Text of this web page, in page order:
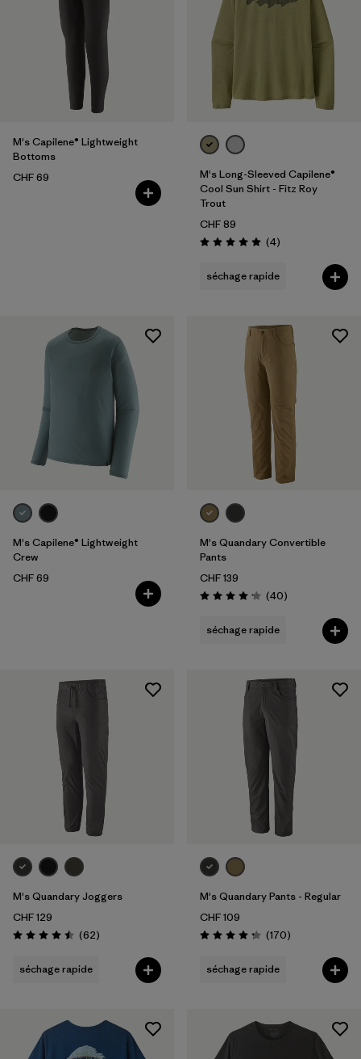
M's Capilene® Lightweight
Bottoms
CHF 69
M's Long-Sleeved Capilene®
Cool Sun Shirt - Fitz Roy
Trout
CHF 89
Évaluation: 5.0 / 5
(4Avis
)
séchage rapide
M's Capilene® Lightweight
Crew
CHF 69
M's Quandary Convertible
Pants
CHF 139
Évaluation: 4.2 / 5
(40Avis
)
séchage rapide
M's Quandary Joggers
CHF 129
Évaluation: 4.5 / 5
(62Avis
)
séchage rapide
M's Quandary Pants - Regular
CHF 109
Évaluation: 4.2 / 5
(170Avis
)
séchage rapide